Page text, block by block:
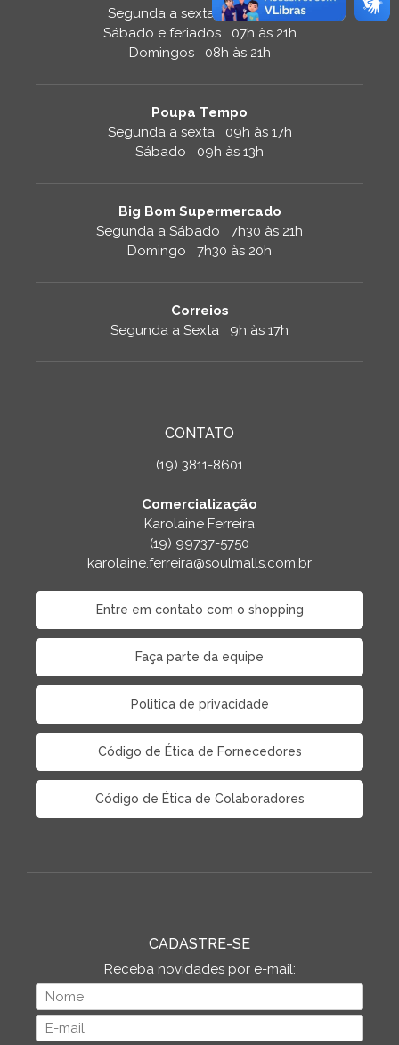
Segunda a sexta 06h às 21h
Sábado e feriados 07h às 21h
Domingos 08h às 21h
Poupa Tempo
Segunda a sexta 09h às 17h
Sábado 09h às 13h
Big Bom Supermercado
Segunda a Sábado 7h30 às 21h
Domingo 7h30 às 20h
Correios
Segunda a Sexta 9h às 17h
CONTATO
(19) 3811-8601
Comercialização
Karolaine Ferreira
(19) 99737-5750
karolaine.ferreira@soulmalls.com.br
Entre em contato com o shopping
Faça parte da equipe
Politica de privacidade
Código de Ética de Fornecedores
Código de Ética de Colaboradores
CADASTRE-SE
Receba novidades por e-mail: